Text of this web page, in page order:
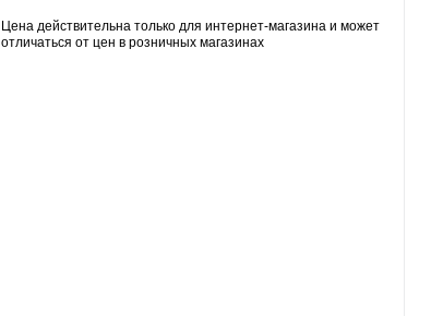
Цена действительна только для интернет-магазина и может
отличаться от цен в розничных магазинах